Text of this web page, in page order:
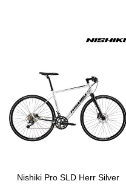
Nishiki Pro SLD Herr Silver